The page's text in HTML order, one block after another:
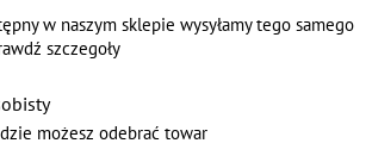
w naszym sklepie wysyłamy tego samego
szczegoły
możesz odebrać towar